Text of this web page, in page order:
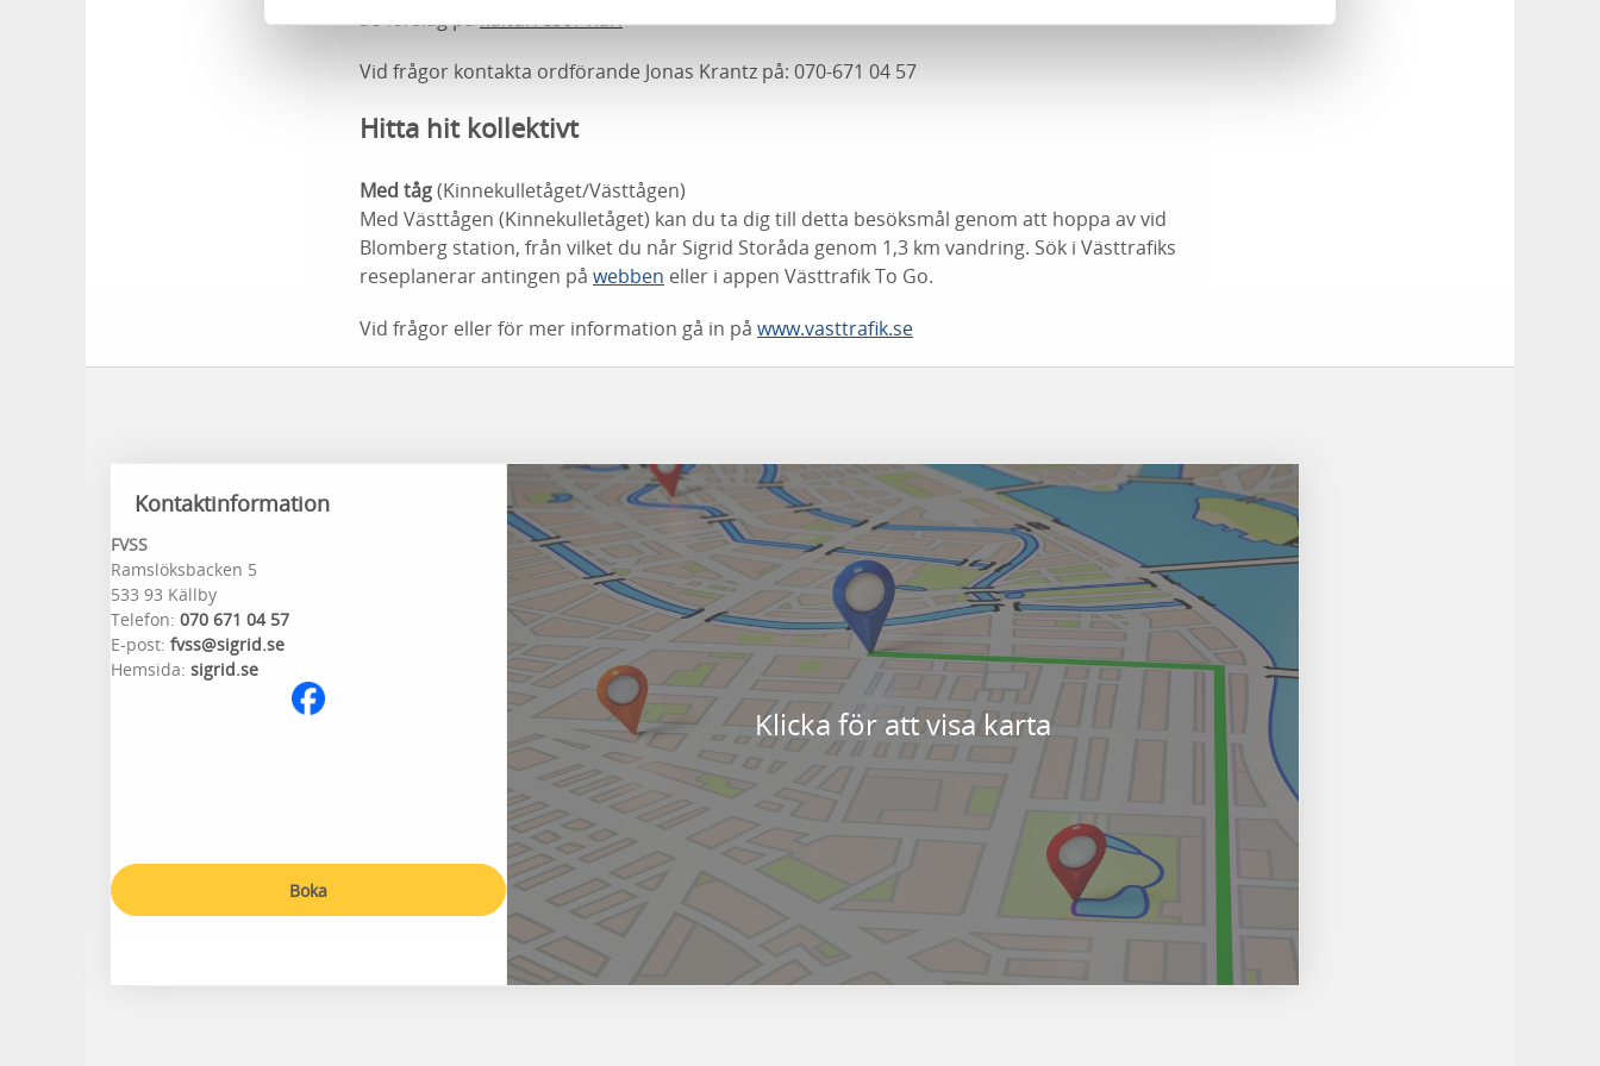
Se förslag påkulturresor här!
Vid frågor kontakta ordförande Jonas Krantz på: 070-671 04 57
Hitta hit kollektivt
Med tåg(Kinnekulletåget/Västtågen)
Med Västtågen (Kinnekulletåget) kan du ta dig till detta besöksmål genom att hoppa av vid
Blomberg station, från vilket du når Sigrid Storåda genom 1,3 km vandring. Sök i Västtrafiks
reseplanerar antingen på webben eller i appen Västtrafik To Go.
Vid frågor eller för mer information gå in på www.vasttrafik.se
Kontaktinformation
FVSS
Ramslöksbacken 5
533 93 Källby
Telefon: 070 671 04 57
E-post: fvss@sigrid.se
Hemsida: sigrid.se
Boka
Klicka för att visa karta